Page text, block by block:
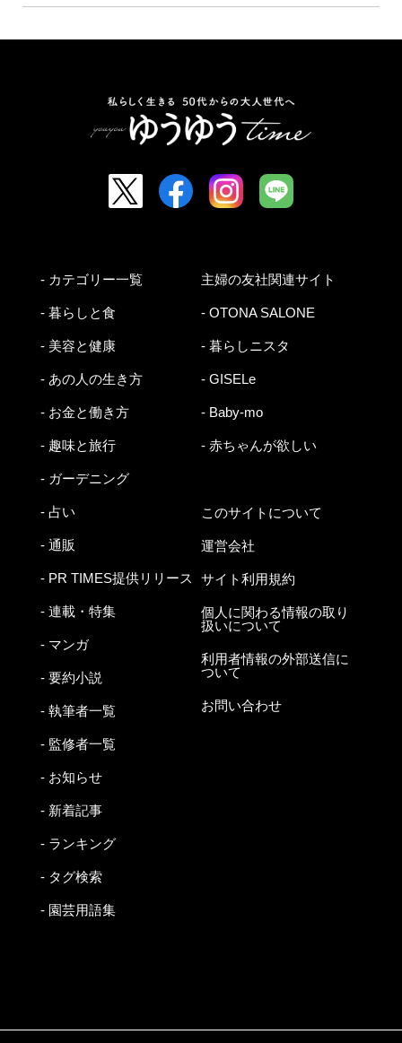
- カテゴリー一覧
- 暮らしと食
- 美容と健康
- あの人の生き方
- お金と働き方
- 趣味と旅行
- ガーデニング
- 占い
- 通販
- PR TIMES提供リリース
- 連載・特集
- マンガ
- 要約小説
- 執筆者一覧
- 監修者一覧
- お知らせ
- 新着記事
- ランキング
- タグ検索
- 園芸用語集
主婦の友社関連サイト
- OTONA SALONE
- 暮らしニスタ
- GISELe
- Baby-mo
- 赤ちゃんが欲しい
このサイトについて
運営会社
サイト利用規約
個人に関わる情報の取り
扱いについて
利用者情報の外部送信に
ついて
お問い合わせ